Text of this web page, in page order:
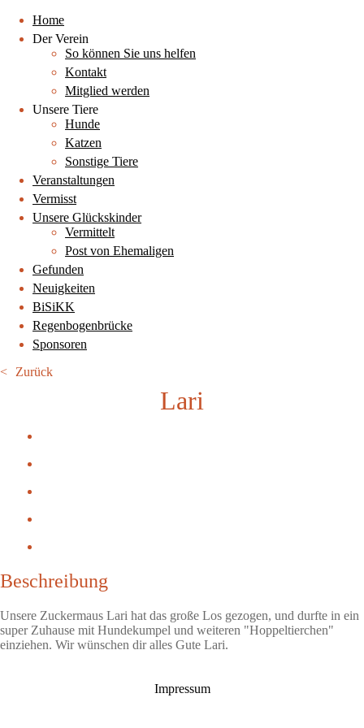
Home
Der Verein
So können Sie uns helfen
Kontakt
Mitglied werden
Unsere Tiere
Hunde
Katzen
Sonstige Tiere
Veranstaltungen
Vermisst
Unsere Glückskinder
Vermittelt
Post von Ehemaligen
Gefunden
Neuigkeiten
BiSiKK
Regenbogenbrücke
Sponsoren
Zurück
Lari
Beschreibung
Unsere Zuckermaus Lari hat das große Los gezogen, und durfte in ein
super Zuhause mit Hundekumpel und weiteren "Hoppeltierchen"
einziehen. Wir wünschen dir alles Gute Lari.
Impressum